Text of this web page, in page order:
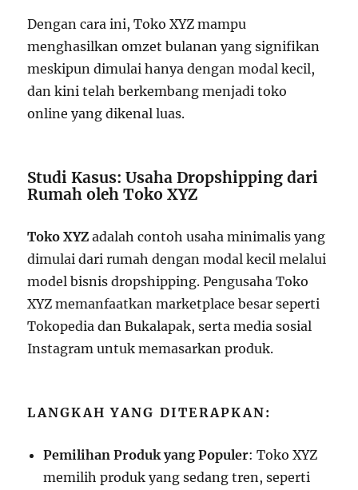
Dengan cara ini, Toko XYZ mampu
menghasilkan omzet bulanan yang signifikan
meskipun dimulai hanya dengan modal kecil,
dan kini telah berkembang menjadi toko
online yang dikenal luas.
Studi Kasus: Usaha Dropshipping dari
Rumah oleh Toko XYZ
Toko XYZ adalah contoh usaha minimalis yang
dimulai dari rumah dengan modal kecil melalui
model bisnis dropshipping. Pengusaha Toko
XYZ memanfaatkan marketplace besar seperti
Tokopedia dan Bukalapak, serta media sosial
Instagram untuk memasarkan produk.
LANGKAH YANG DITERAPKAN:
Pemilihan Produk yang Populer: Toko XYZ
memilih produk yang sedang tren, seperti